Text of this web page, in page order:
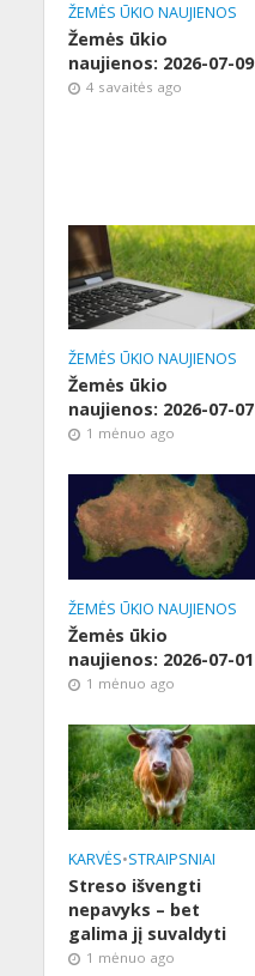
ŽEMĖS ŪKIO NAUJIENOS
Žemės ūkio
naujienos: 2026-07-09
4 savaitės ago
ŽEMĖS ŪKIO NAUJIENOS
Žemės ūkio
naujienos: 2026-07-07
1 mėnuo ago
ŽEMĖS ŪKIO NAUJIENOS
Žemės ūkio
naujienos: 2026-07-01
1 mėnuo ago
KARVĖS•STRAIPSNIAI
Streso išvengti
nepavyks – bet
galima jį suvaldyti
1 mėnuo ago